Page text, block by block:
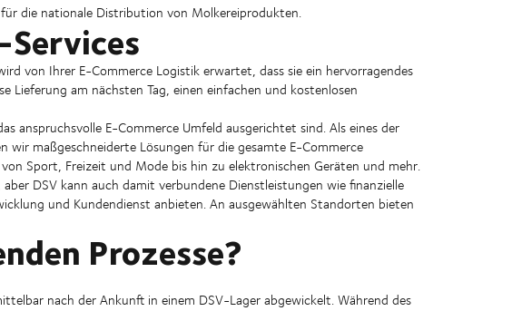
die nationale Distribution von Molkereiprodukten.
von Ihrer E-Commerce Logistik erwartet, dass sie ein hervorragendes
Lieferung am nächsten Tag, einen einfachen und kostenlosen
anspruchsvolle E-Commerce Umfeld ausgerichtet sind. Als eines der
maßgeschneiderte Lösungen für die gesamte E-Commerce
Sport, Freizeit und Mode bis hin zu elektronischen Geräten und mehr.
DSV kann auch damit verbundene Dienstleistungen wie finanzielle
und Kundendienst anbieten. An ausgewählten Standorten bieten
Prozesse?
nach der Ankunft in einem DSV-Lager abgewickelt. Während des